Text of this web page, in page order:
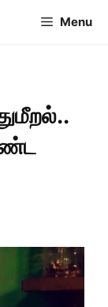
Menu